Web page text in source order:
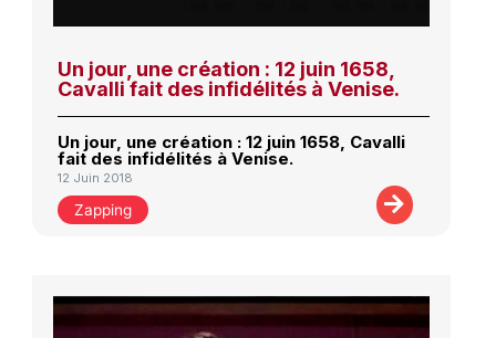
Un jour, une création : 12 juin 1658,
Cavalli fait des infidélités à Venise.
Un jour, une création : 12 juin 1658, Cavalli
fait des infidélités à Venise.
12 Juin 2018
Zapping